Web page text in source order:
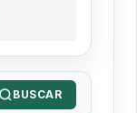
BUSCAR